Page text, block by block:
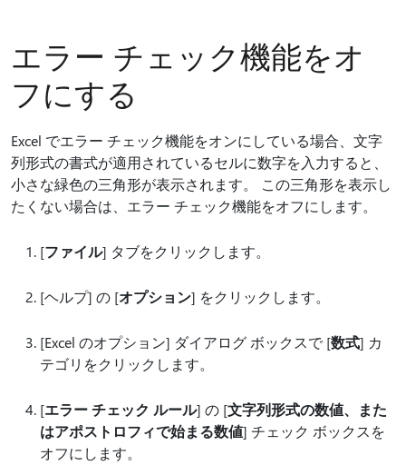
エラー チェック機能をオ
フにする
Excel でエラー チェック機能をオンにしている場合、文字
列形式の書式が適用されているセルに数字を入力すると、
小さな緑色の三角形が表示されます。 この三角形を表示し
たくない場合は、エラー チェック機能をオフにします。
[ファイル] タブをクリックします。
[ヘルプ] の [オプション] をクリックします。
[Excel のオプション] ダイアログ ボックスで [数式] カ
テゴリをクリックします。
[エラー チェック ルール] の [文字列形式の数値、また
はアポストロフィで始まる数値] チェック ボックスを
オフにします。